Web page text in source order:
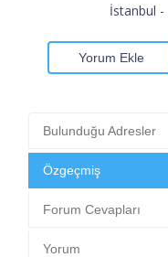
İstanbul
Yorum Ekle
Bulunduğu Adresler
Özgeçmiş
Forum Cevapları
Yorum